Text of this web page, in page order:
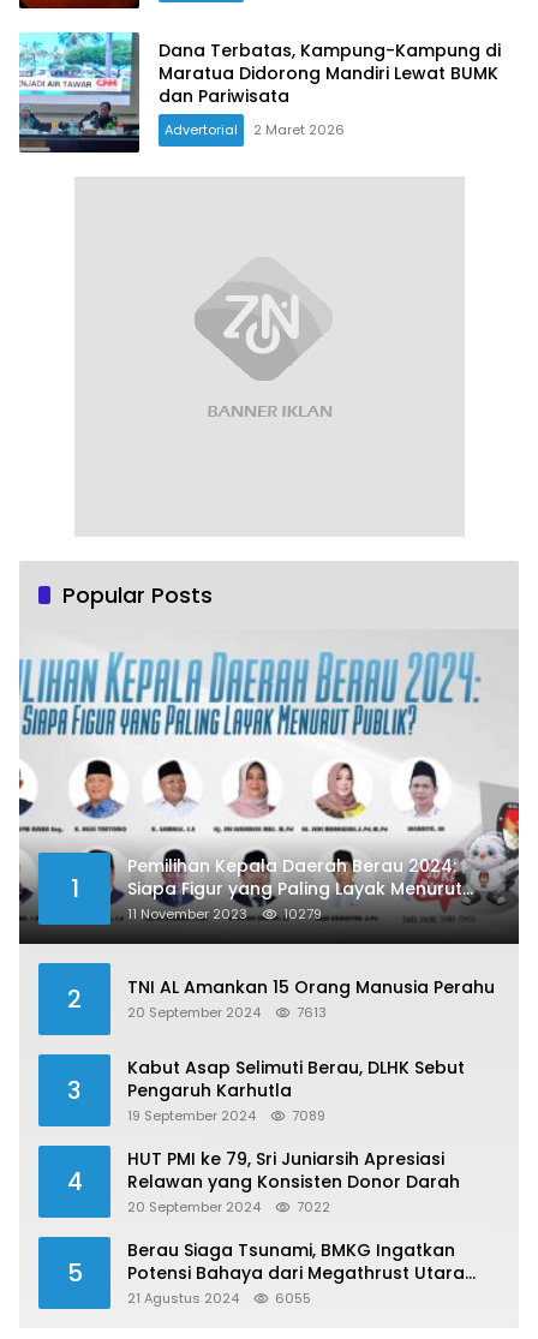
Dana Terbatas, Kampung-Kampung di
Maratua Didorong Mandiri Lewat BUMK
dan Pariwisata
Advertorial 2 Maret 2026
Popular Posts
1
Pemilihan Kepala Daerah Berau 2024:
Siapa Figur yang Paling Layak Menurut
Publik?
11 November 2023 10279
2 TNI AL Amankan 15 Orang Manusia Perahu
20 September 2024 7613
3
Kabut Asap Selimuti Berau, DLHK Sebut
Pengaruh Karhutla
19 September 2024 7089
4
HUT PMI ke 79, Sri Juniarsih Apresiasi
Relawan yang Konsisten Donor Darah
20 September 2024 7022
5
Berau Siaga Tsunami, BMKG Ingatkan
Potensi Bahaya dari Megathrust Utara
Sulawesi
21 Agustus 2024 6055